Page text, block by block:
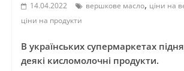
14.04.2022 вершкове масло, ціни на
ціни на продукти
В українських супермаркетах
деякі кисломолочні продукти.